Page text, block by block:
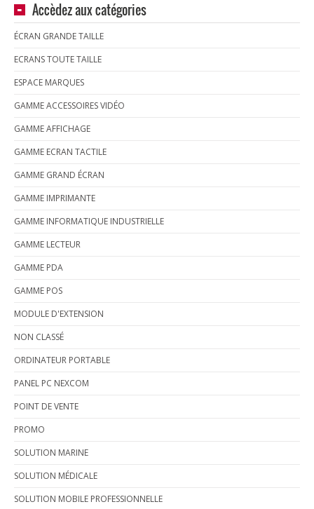
Accèdez aux catégories
ÉCRAN GRANDE TAILLE
ECRANS TOUTE TAILLE
ESPACE MARQUES
GAMME ACCESSOIRES VIDÉO
GAMME AFFICHAGE
GAMME ECRAN TACTILE
GAMME GRAND ÉCRAN
GAMME IMPRIMANTE
GAMME INFORMATIQUE INDUSTRIELLE
GAMME LECTEUR
GAMME PDA
GAMME POS
MODULE D'EXTENSION
NON CLASSÉ
ORDINATEUR PORTABLE
PANEL PC NEXCOM
POINT DE VENTE
PROMO
SOLUTION MARINE
SOLUTION MÉDICALE
SOLUTION MOBILE PROFESSIONNELLE